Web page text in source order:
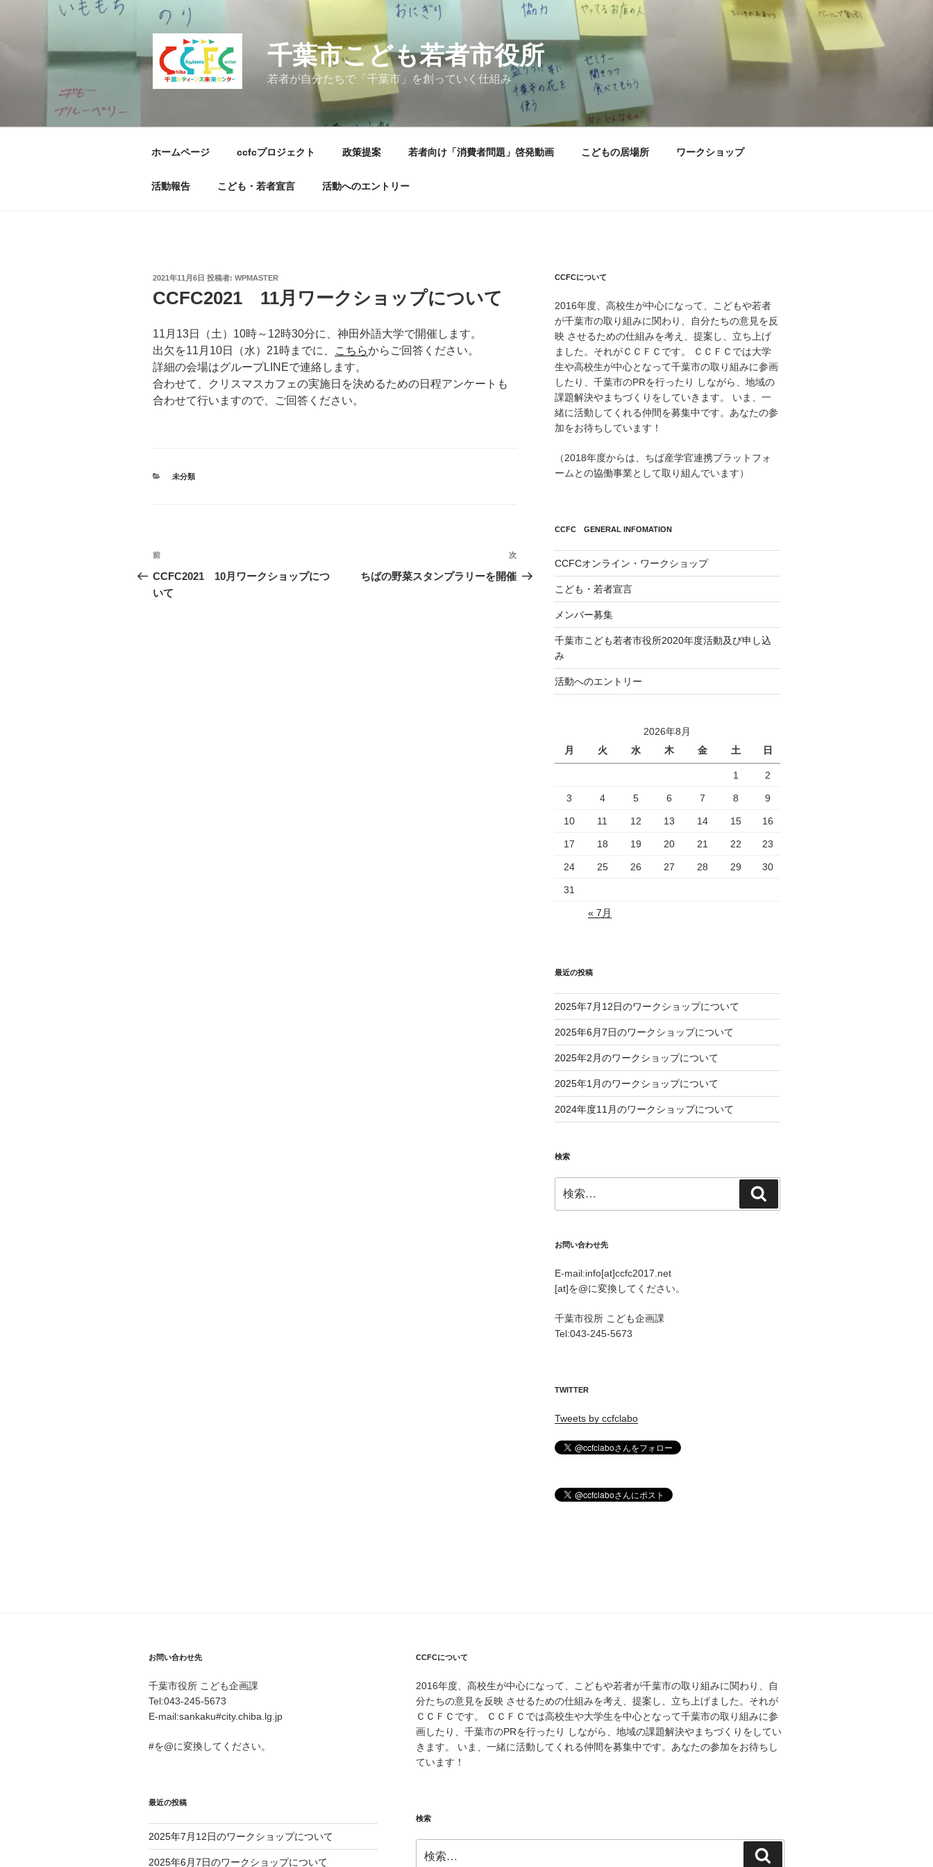
キ
千葉市こども若者市役所
若者が自分たちで「千葉市」を創っていく仕組み
ホームページ ccfcプロジェクト 政策提案 若者向け「消費者問題」啓発動画 こどもの居場所 ワークショップ
活動報告 こども・若者宣言 活動へのエントリー
投
日:
2021年11月6日 投稿者: WPMASTER
CCFC2021 11月ワークショップについて
11月13日（土）10時～12時30分に、神田外語大学で開催します。
出欠を11月10日（水）21時までに、
こちらからご回答ください。
詳細の会場はグループLINEで連絡します。
合わせて、クリスマスカフェの実施日を決めるための日程アンケートも
合わせて行いますので、ご回答ください。
カ
未分類
投
稿
ナ
前
の
投
前
CCFC2021 10月ワークショップにつ
いて
次
の
次
ちばの野菜スタンプラリーを開催
CCFCについて
2016年度、高校生が中心になって、こどもや若者
が千葉市の取り組みに関わり、自分たちの意見を反
映 させるための仕組みを考え、提案し、立ち上げ
ました。それがＣＣＦＣです。 ＣＣＦＣでは大学
生や高校生が中心となって千葉市の取り組みに参画
したり、千葉市のPRを行ったり しながら、地域の
課題解決やまちづくりをしていきます。 いま、一
緒に活動してくれる仲間を募集中です。あなたの参
加をお待ちしています！
（2018年度からは、ちば産学官連携プラットフォ
ームとの協働事業として取り組んでいます）
CCFC GENERAL INFOMATION
CCFCオンライン・ワークショップ
こども・若者宣言
メンバー募集
千葉市こども若者市役所2020年度活動及び申し込
み
活動へのエントリー
2026年8月
月
火 水 木 金 土 日
1 2
3 4 5 6 7 8 9
10 11 12 13 14 15 16
17 18 19 20 21 22 23
24 25 26 27 28 29 30
31
« 7月
最近の投稿
2025年7月12日のワークショップについて
2025年6月7日のワークショップについて
2025年2月のワークショップについて
2025年1月のワークショップについて
2024年度11月のワークショップについて
検索
索:
索
お問い合わせ先
E-mail:info[at]ccfc2017.net
[at]を@に変換してください。
千葉市役所 こども企画課
Tel:043-245-5673
TWITTER
Tweets by ccfclabo
お問い合わせ先
千葉市役所 こども企画課
Tel:043-245-5673
E-mail:sankaku#city.chiba.lg.jp
#を@に変換してください。
最近の投稿
2025年7月12日のワークショップについて
2025年6月7日のワークショップについて
CCFCについて
2016年度、高校生が中心になって、こどもや若者が千葉市の取り組みに関わり、自
分たちの意見を反映 させるための仕組みを考え、提案し、立ち上げました。それが
ＣＣＦＣです。 ＣＣＦＣでは高校生や大学生を中心となって千葉市の取り組みに参
画したり、千葉市のPRを行ったり しながら、地域の課題解決やまちづくりをしてい
きます。 いま、一緒に活動してくれる仲間を募集中です。あなたの参加をお待ちし
ています！
検索
索: